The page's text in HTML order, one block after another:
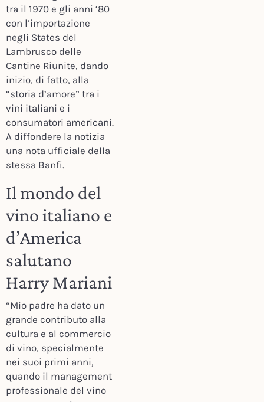
tra il 1970 e gli anni ‘80
con l’importazione
negli States del
Lambrusco delle
Cantine Riunite, dando
inizio, di fatto, alla
“storia d’amore” tra i
vini italiani e i
consumatori americani.
A diffondere la notizia
una nota ufficiale della
stessa Banfi.
Il mondo del
vino italiano e
d’America
salutano
Harry Mariani
“Mio padre ha dato un
grande contributo alla
cultura e al commercio
di vino, specialmente
nei suoi primi anni,
quando il management
professionale del vino